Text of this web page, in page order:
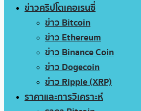
ข่าวคริปโตเคอเรนซี่
ข่าว Bitcoin
ข่าว Ethereum
ข่าว Binance Coin
ข่าว Dogecoin
ข่าว Ripple (XRP)
ราคาและการวิเคราะห์